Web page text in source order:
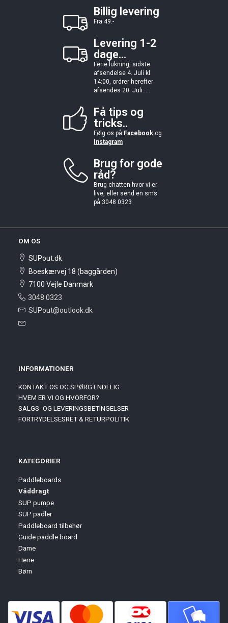
Billig levering
Fra 49.-
Levering 1-2
dage...
Ferie lukning, sidste
afsendelse 4. Juli kl
14:00, ordrer herefter
afsendes 20. Juli.....
Få tips og
tricks..
Følg os på Facebook og
Instagram
Brug for gode
råd?
Brug chatten hvor vi er
live, eller send en sms
på 3048 0323
OM OS
SUPout.dk
Boeskærvej 18 (baggården)
7100 Vejle Danmark
3048 0323
SUPout@outlook.dk
INFORMATIONER
KONTAKT OS OG SPØRG ENDELIG
HVEM ER VI OG HVORFOR?
SALGS- OG LEVERINGSBETINGELSER
FORTRYDELSESRET & RETURPOLITIK
KATEGORIER
Paddleboards
Våddragt
SUP pumpe
SUP padler
Paddleboard tilbehør
Guide paddle board
Dame
Herre
Børn